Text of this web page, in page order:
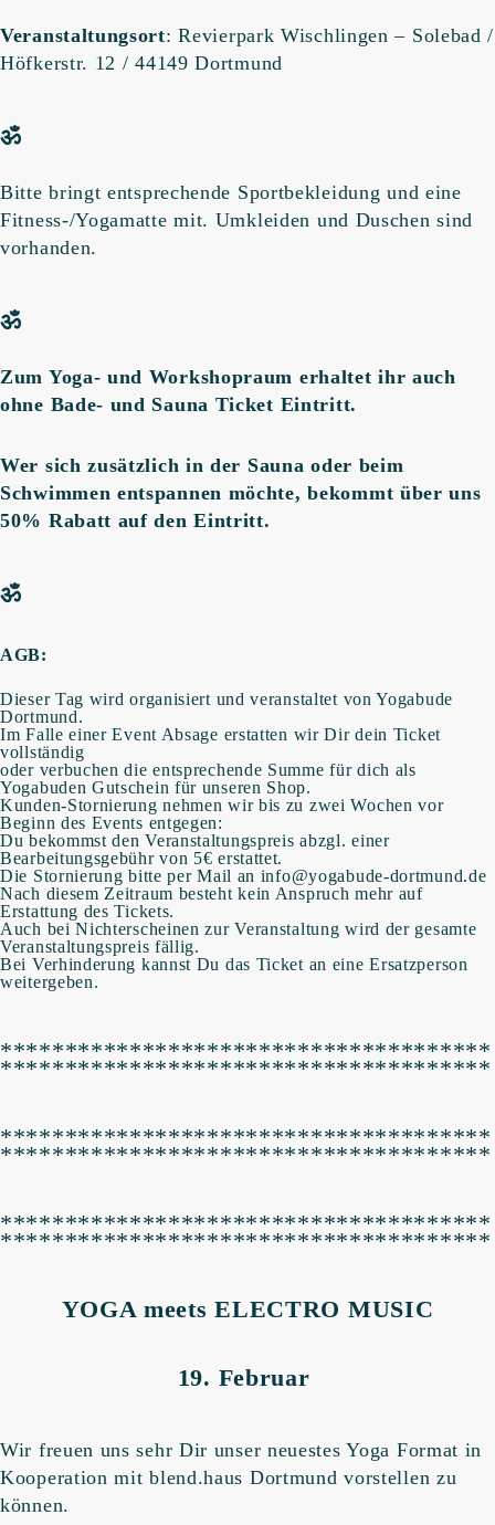
Veranstaltungsort: Revierpark Wischlingen – Solebad /
Höfkerstr. 12 / 44149 Dortmund
ॐ
Bitte bringt entsprechende Sportbekleidung und eine
Fitness-/Yogamatte mit. Umkleiden und Duschen sind
vorhanden.
ॐ
Zum Yoga- und Workshopraum erhaltet ihr auch
ohne Bade- und Sauna Ticket Eintritt.
Wer sich zusätzlich in der Sauna oder beim
Schwimmen entspannen möchte, bekommt über uns
50% Rabatt auf den Eintritt.
ॐ
AGB:
Dieser Tag wird organisiert und veranstaltet von Yogabude
Dortmund.
Im Falle einer Event Absage erstatten wir Dir dein Ticket
vollständig
oder verbuchen die entsprechende Summe für dich als
Yogabuden Gutschein für unseren Shop.
Kunden-Stornierung nehmen wir bis zu zwei Wochen vor
Beginn des Events entgegen:
Du bekommst den Veranstaltungspreis abzgl. einer
Bearbeitungsgebühr von 5€ erstattet.
Die Stornierung bitte per Mail an info@yogabude-dortmund.de
Nach diesem Zeitraum besteht kein Anspruch mehr auf
Erstattung des Tickets.
Auch bei Nichterscheinen zur Veranstaltung wird der gesamte
Veranstaltungspreis fällig.
Bei Verhinderung kannst Du das Ticket an eine Ersatzperson
weitergeben.
**************************************
**************************************
**************************************
**************************************
**************************************
**************************************
YOGA meets ELECTRO MUSIC
19. Februar
Wir freuen uns sehr Dir unser neuestes Yoga Format in
Kooperation mit blend.haus Dortmund vorstellen zu
können.